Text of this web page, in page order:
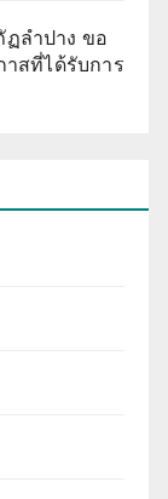
ลำปาง ขอ
าสที่ได้รับการ